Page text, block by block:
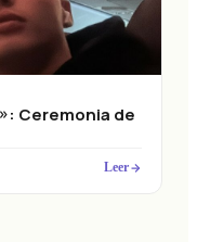
Ceremonia de
Leer